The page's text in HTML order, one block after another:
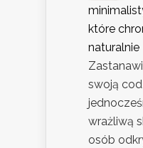
które
naturalnie
swoją
wrażliwą
osób